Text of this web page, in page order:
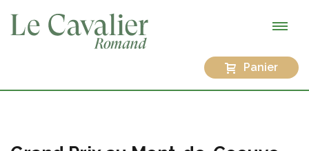
Panier